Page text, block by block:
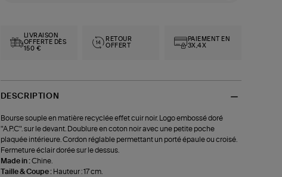
LIVRAISON
OFFERTE DÈS
150 €
RETOUR
OFFERT
PAIEMENT EN
3X,4X
DESCRIPTION
Bourse souple en matière recyclée effet cuir noir. Logo embossé doré
"A.P.C". sur le devant. Doublure en coton noir avec une petite poche
plaquée intérieure. Cordon réglable permettant un porté épaule ou croisé.
Fermeture éclair dorée sur le dessus.
Made in :Chine.
Taille & Coupe : Hauteur : 17 cm.